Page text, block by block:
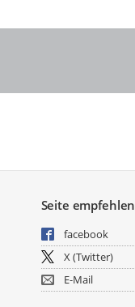
Seite empfehlen
facebook
X (Twitter)
E-Mail